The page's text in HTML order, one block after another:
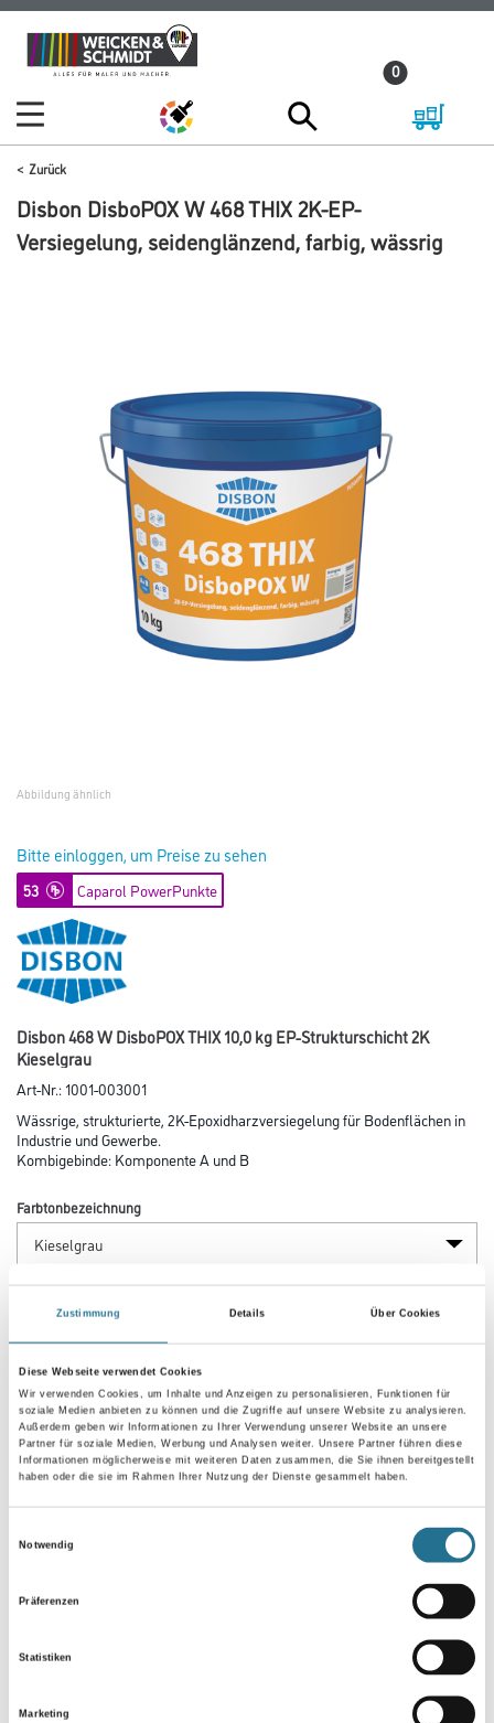
Zustimmung Details Über Cookies
Diese Webseite verwendet Cookies
Wir verwenden Cookies, um Inhalte und Anzeigen zu personalisieren, Funktionen für
soziale Medien anbieten zu können und die Zugriffe auf unsere Website zu analysieren.
Außerdem geben wir Informationen zu Ihrer Verwendung unserer Website an unsere
Partner für soziale Medien, Werbung und Analysen weiter. Unsere Partner führen diese
Informationen möglicherweise mit weiteren Daten zusammen, die Sie ihnen bereitgestellt
haben oder die sie im Rahmen Ihrer Nutzung der Dienste gesammelt haben.
Notwendig
Präferenzen
Statistiken
Marketing
Zum
Inhalt
Zum
Navigationsmenü
0
Zurück
Disbon DisboPOX W 468 THIX 2K-EP-
Versiegelung, seidenglänzend, farbig, wässrig
Abbildung ähnlich
Bitte einloggen, um Preise zu sehen
53 Caparol PowerPunkte
Disbon 468 W DisboPOX THIX 10,0 kg EP-Strukturschicht 2K
Kieselgrau
Art-Nr.:1001-003001
Wässrige, strukturierte, 2K-Epoxidharzversiegelung für Bodenflächen in
Industrie und Gewerbe.
Kombigebinde: Komponente A und B
Farbtonbezeichnung
Gebinde